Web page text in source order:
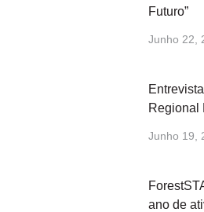
Futuro”
Junho 22,
Regional
Junho 19,
ano de